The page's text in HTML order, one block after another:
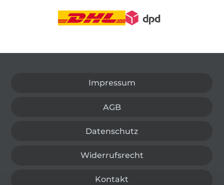
Impressum
AGB
Datenschutz
Widerrufsrecht
Kontakt